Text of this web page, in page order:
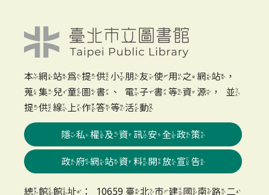
本網站為提供小朋友使用之網站，
蒐集兒童圖書、電子書等資源，並
提供線上作答等活動
隱私權及資訊安全政策
政府網站資料開放宣告
總館館址：10659 臺北市建國南路二